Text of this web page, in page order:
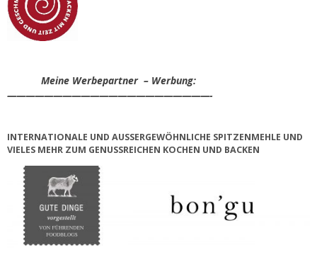
Meine Werbepartner – Werbung:
——————————————————————-
INTERNATIONALE UND AUSSERGEWÖHNLICHE SPITZENMEHLE UND V
IELES MEHR ZUM GENUSSREICHEN KOCHEN UND BACKEN